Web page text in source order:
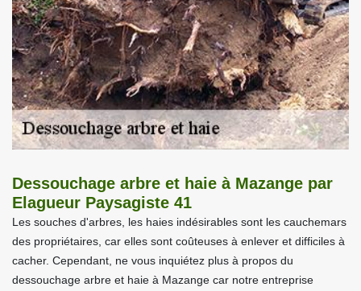
Dessouchage arbre et haie à Mazange par
Elagueur Paysagiste 41
Les souches d'arbres, les haies indésirables sont les cauchemars
des propriétaires, car elles sont coûteuses à enlever et difficiles à
cacher. Cependant, ne vous inquiétez plus à propos du
dessouchage arbre et haie à Mazange car notre entreprise